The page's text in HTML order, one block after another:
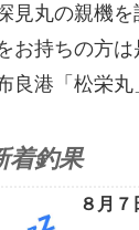
見丸の親機を
お持ちの方は
良港「松栄丸
着釣果
８月７